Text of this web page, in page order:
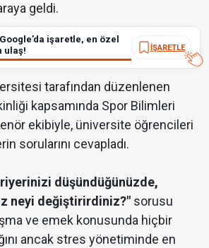
geldi.
işaretle, en özel
ulaş!
İŞARETLE
tarafından düzenlenen
kapsamında Spor Bilimleri
ekibiyle, üniversite öğrencileri
sorularını cevapladı.
düşündüğünüzde,
neyi değiştirirdiniz?" sorusu
ve emek konusunda hiçbir
ancak stres yönetiminde en